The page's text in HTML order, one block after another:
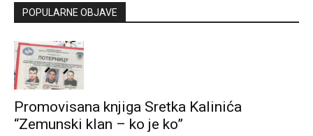
POPULARNE OBJAVE
Promovisana knjiga Sretka Kalinića
“Zemunski klan – ko je ko”